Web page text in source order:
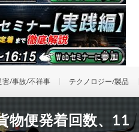
害/事故/不祥事 テクノロジー/製品
物便発着回数、11